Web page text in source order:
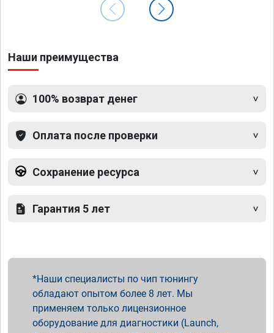
Наши преимущества
100% возврат денег
Оплата после проверки
Сохранение ресурса
Гарантия 5 лет
Наши специалисты по чип тюнингу
обладают опытом более 8 лет. Мы
применяем только лицензионное
оборудование для диагностики (Launch,